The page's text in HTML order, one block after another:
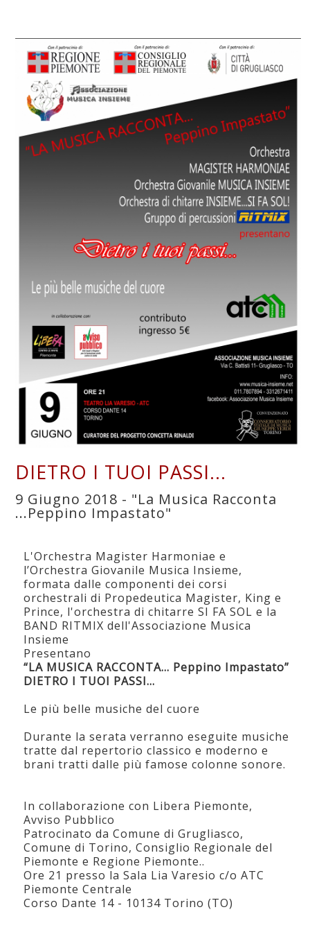
DIETRO I TUOI PASSI...
9 Giugno 2018 - "La Musica Racconta
...Peppino Impastato"
L'Orchestra Magister Harmoniae e
l’Orchestra Giovanile Musica Insieme,
formata dalle componenti dei corsi
orchestrali di Propedeutica Magister, King e
Prince, l'orchestra di chitarre SI FA SOL e la
BAND RITMIX dell'Associazione Musica
Insieme
Presentano
“LA MUSICA RACCONTA… Peppino Impastato”
DIETRO I TUOI PASSI...
Le più belle musiche del cuore
Durante la serata verranno eseguite musiche
tratte dal repertorio classico e moderno e
brani tratti dalle più famose colonne sonore.
In collaborazione con Libera Piemonte,
Avviso Pubblico
Patrocinato da Comune di Grugliasco,
Comune di Torino, Consiglio Regionale del
Piemonte e Regione Piemonte..
Ore 21 presso la Sala Lia Varesio c/o ATC
Piemonte Centrale
Corso Dante 14 - 10134 Torino (TO)